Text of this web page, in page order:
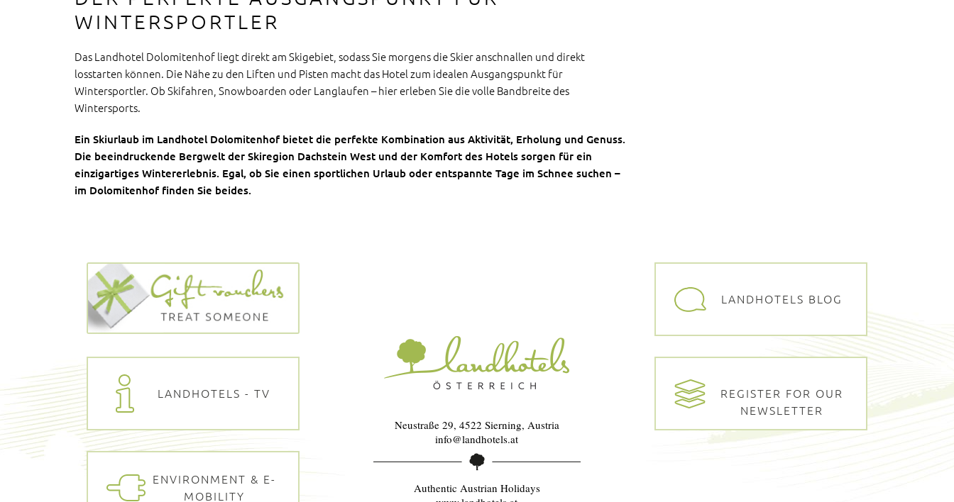
WINTERSPORTLER
Das Landhotel Dolomitenhof liegt direkt am Skigebiet, sodass Sie morgens die Skier anschnallen und direkt
losstarten können. Die Nähe zu den Liften und Pisten macht das Hotel zum idealen Ausgangspunkt für
Wintersportler. Ob Skifahren, Snowboarden oder Langlaufen – hier erleben Sie die volle Bandbreite des
Wintersports.
Ein Skiurlaub im Landhotel Dolomitenhof bietet die perfekte Kombination aus Aktivität, Erholung und Genuss.
Die beeindruckende Bergwelt der Skiregion Dachstein West und der Komfort des Hotels sorgen für ein
einzigartiges Wintererlebnis. Egal, ob Sie einen sportlichen Urlaub oder entspannte Tage im Schnee suchen –
im Dolomitenhof finden Sie beides.
LANDHOTELS - TV
ENVIRONMENT & E-
MOBILITY
Neustraße 29, 4522 Sierning, Austria
info@landhotels.at
Authentic Austrian Holidays
LANDHOTELS BLOG
REGISTER FOR OUR
NEWSLETTER